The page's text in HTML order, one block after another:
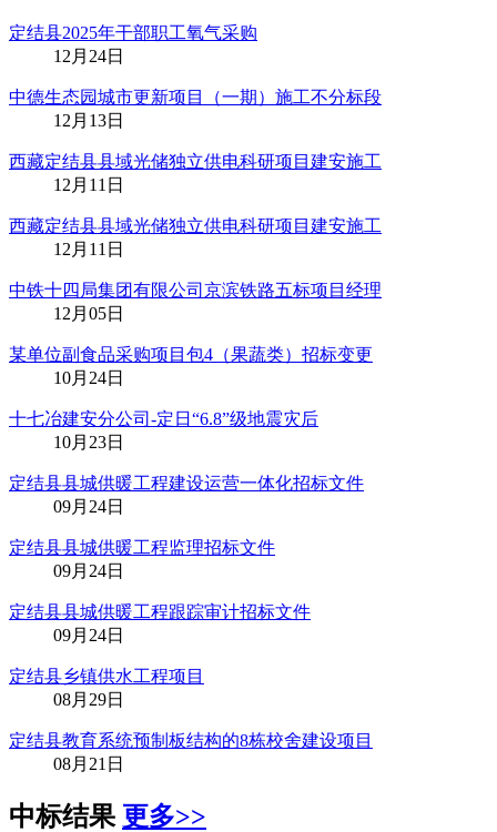
定结县2025年干部职工氧气采购
12月24日
中德生态园城市更新项目（一期）施工不分标段
12月13日
西藏定结县县域光储独立供电科研项目建安施工
12月11日
西藏定结县县域光储独立供电科研项目建安施工
12月11日
中铁十四局集团有限公司京滨铁路五标项目经理
12月05日
某单位副食品采购项目包4（果蔬类）招标变更
10月24日
十七冶建安分公司-定日“6.8”级地震灾后
10月23日
定结县县城供暖工程建设运营一体化招标文件
09月24日
定结县县城供暖工程监理招标文件
09月24日
定结县县城供暖工程跟踪审计招标文件
09月24日
定结县乡镇供水工程项目
08月29日
定结县教育系统预制板结构的8栋校舍建设项目
08月21日
中标结果 更多>>